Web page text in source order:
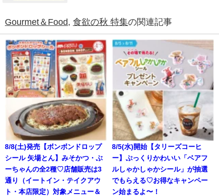
Gourmet＆Food, 食欲の秋 特集の関連記事
8/8(土)発売【ボンボンドロップ
シール 矢場とん】みそかつ・ぶ
ーちゃんの全2種♡店舗販売は3
通り（イートイン・テイクアウ
ト・本店限定）対象メニュー＆
8/5(水)開始【タリーズコーヒ
ー】ぷっくりかわいい「ベアフ
ルしゃかしゃかシール」が抽選
でもらえる♡お得なキャンペー
ン始まるよ〜！